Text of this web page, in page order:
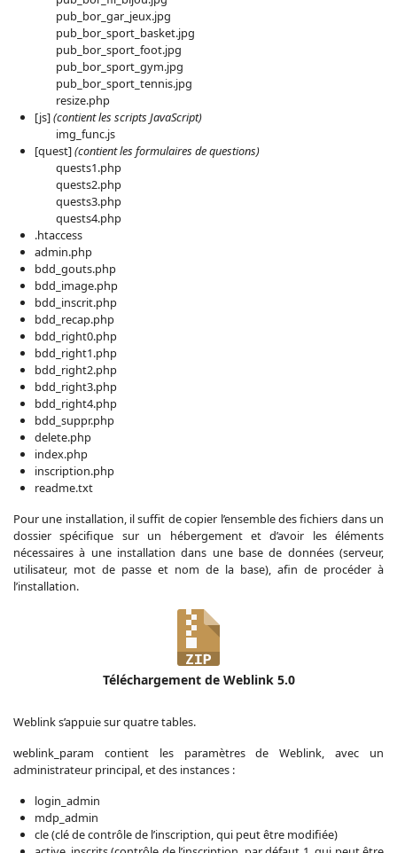
pub_bor_gar_jeux.jpg
pub_bor_sport_basket.jpg
pub_bor_sport_foot.jpg
pub_bor_sport_gym.jpg
pub_bor_sport_tennis.jpg
resize.php
[js](contient les scripts JavaScript)
img_func.js
[quest](contient les formulaires de questions)
quests1.php
quests2.php
quests3.php
quests4.php
.htaccess
admin.php
bdd_gouts.php
bdd_image.php
bdd_inscrit.php
bdd_recap.php
bdd_right0.php
bdd_right1.php
bdd_right2.php
bdd_right3.php
bdd_right4.php
bdd_suppr.php
delete.php
index.php
inscription.php
readme.txt
Pour une installation, il suffit de copier l’ensemble des fichiers dans un
dossier spécifique sur un hébergement et d’avoir les éléments
nécessaires à une installation dans une base de données (serveur,
utilisateur, mot de passe et nom de la base), afin de procéder à
l’installation.
Téléchargement de Weblink 5.0
Weblink s’appuie sur quatre tables.
weblink_param contient les paramètres de Weblink, avec un
administrateur principal, et des instances :
login_admin
mdp_admin
cle (clé de contrôle de l’inscription, qui peut être modifiée)